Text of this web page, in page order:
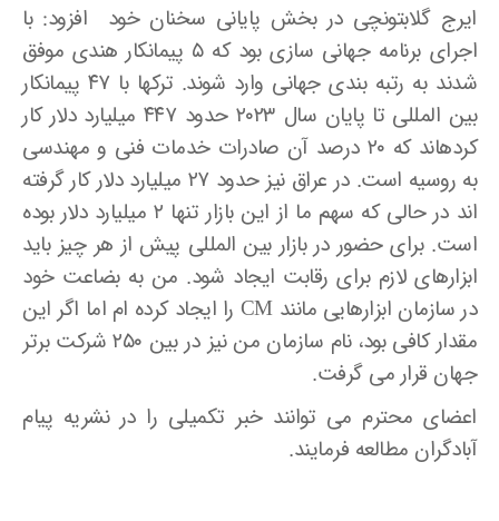
ایرج گلابتونچی در بخش پایانی سخنان خود افزود: با
اجرای برنامه جهانی ­سازی بود که ۵ پیمانکار هندی موفق
شدند به رتبه ­بندی جهانی وارد شوند. ترکها با ۴۷ پیمانکار
بین­ المللی تا پایان سال ۲۰۲۳ حدود ۴۴۷ میلیارد دلار کار
کرده­اند که ۲۰ درصد آن صادرات خدمات فنی و مهندسی
به روسیه است. در عراق نیز حدود ۲۷ میلیارد دلار کار گرفته
­اند در حالی که سهم ما از این بازار تنها ۲ میلیارد دلار بوده
است. برای حضور در بازار بین ­ا­لمللی پیش از هر چیز باید
ابزارهای لازم برای رقابت ایجاد شود. من به بضاعت خود
در سازمان ابزارهایی مانند CM را ایجاد کرده ­ام اما اگر این
مقدار کافی بود، نام سازمان من نیز در بین ۲۵۰ شرکت برتر
جهان قرار می ­گرفت.
اعضای محترم می توانند خبر تکمیلی را در نشریه پیام
آبادگران مطالعه فرمایند.